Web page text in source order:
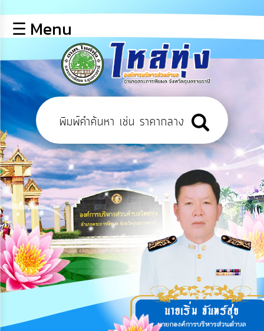
หลัก
ข้อมูล
พื้น
ฐาน
บุคลากร
ข่าว
ประชาสัมพันธ์
การ
เปิด
เผย
ข้อมูล
สาธารณะ
OIT
การ
ปฏิสัมพันธ์
☰ Menu